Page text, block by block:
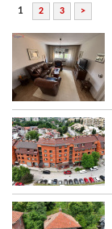
1 2 3 >